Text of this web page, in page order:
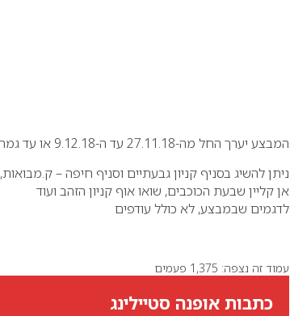
המבצע יערך החל מה-27.11.18 עד ה-9.12.18 או עד גמר המלאי
ניתן להשיג בסניף קניון גבעתיים וסניף חיפה – ק.מבואות,
אן קליין שבעת הכוכבים, שואו אוף קניון הזהב ועוד
לדגמים שבמבצע, לא כולל עודפים
עמוד זה נצפה: 1,375 פעמים
כתבות אופנה סטיילינג